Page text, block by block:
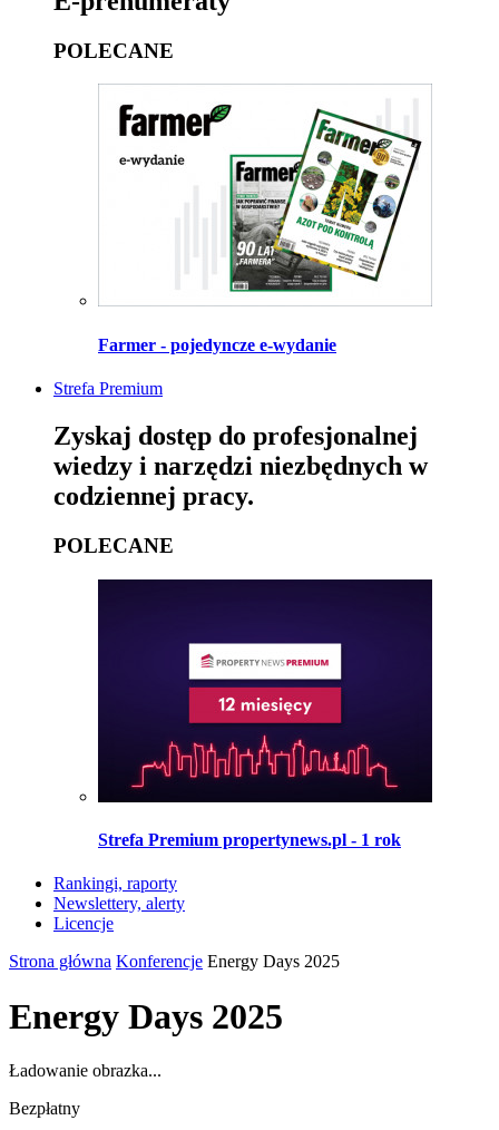
POLECANE
Farmer - pojedyncze e-wydanie
Strefa Premium
Zyskaj dostęp do profesjonalnej
wiedzy i narzędzi niezbędnych w
codziennej pracy.
POLECANE
Strefa Premium propertynews.pl - 1 rok
Rankingi, raporty
Newslettery, alerty
Licencje
Strona główna Konferencje Energy Days 2025
Energy Days 2025
Ładowanie obrazka...
Bezpłatny